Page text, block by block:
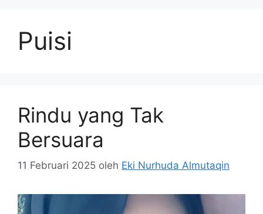
Puisi
Rindu yang Tak
Bersuara
11 Februari 2025 oleh Eki Nurhuda Almutaqin